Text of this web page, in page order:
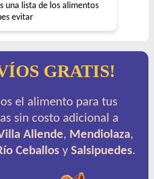
una lista de los alimentos
evitar
GRATIS!
el alimento para tus
sin costo adicional a
Allende, Mendiolaza,
Ceballosy Salsipuedes.